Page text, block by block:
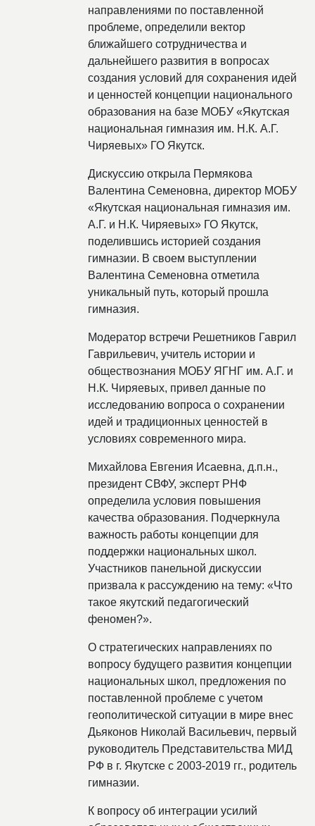
направлениями по поставленной
проблеме, определили вектор
ближайшего сотрудничества и
дальнейшего развития в вопросах
создания условий для сохранения идей
и ценностей концепции национального
образования на базе МОБУ «Якутская
национальная гимназия им. Н.К. А.Г.
Чиряевых» ГО Якутск.
Дискуссию открыла Пермякова
Валентина Семеновна, директор МОБУ
«Якутская национальная гимназия им.
А.Г. и Н.К. Чиряевых» ГО Якутск,
поделившись историей создания
гимназии. В своем выступлении
Валентина Семеновна отметила
уникальный путь, который прошла
гимназия.
Модератор встречи Решетников Гаврил
Гаврильевич, учитель истории и
обществознания МОБУ ЯГНГ им. А.Г. и
Н.К. Чиряевых, привел данные по
исследованию вопроса о сохранении
идей и традиционных ценностей в
условиях современного мира.
Михайлова Евгения Исаевна, д.п.н.,
президент СВФУ, эксперт РНФ
определила условия повышения
качества образования. Подчеркнула
важность работы концепции для
поддержки национальных школ.
Участников панельной дискуссии
призвала к рассуждению на тему: «Что
такое якутский педагогический
феномен?».
О стратегических направлениях по
вопросу будущего развития концепции
национальных школ, предложения по
поставленной проблеме с учетом
геополитической ситуации в мире внес
Дьяконов Николай Васильевич, первый
руководитель Представительства МИД
РФ в г. Якутске с 2003-2019 гг., родитель
гимназии.
К вопросу об интеграции усилий